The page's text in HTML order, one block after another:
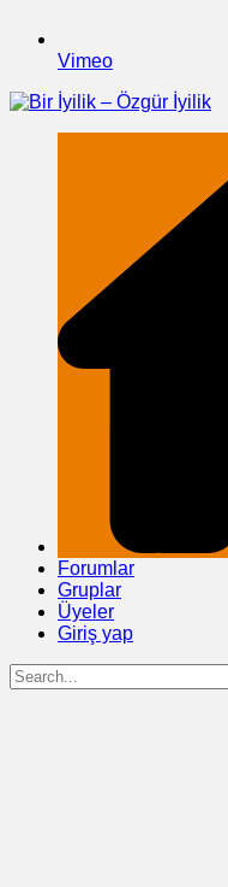
Vimeo
Forumlar
Gruplar
Üyeler
Giriş yap